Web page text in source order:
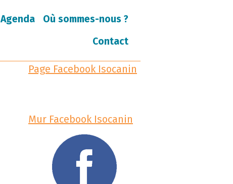
Agenda
Où sommes-nous ?
Contact
Page Facebook Isocanin
Mur Facebook Isocanin